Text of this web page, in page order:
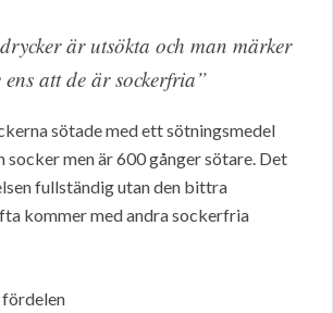
är utsökta och man märker
ens att de är sockerfria”
sötade med ett sötningsmedel
socker men är 600 gånger sötare. Det
fullständig utan den bittra
kommer med andra sockerfria
fördelen